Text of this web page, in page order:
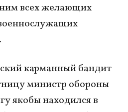
всех желающих
карманный бандит
министр обороны
якобы находился в